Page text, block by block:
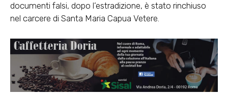
documenti falsi, dopo l’estradizione, è stato rinchiuso
nel carcere di Santa Maria Capua Vetere.